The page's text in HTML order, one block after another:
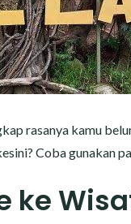
rasanya kamu
Coba gunakan
ke